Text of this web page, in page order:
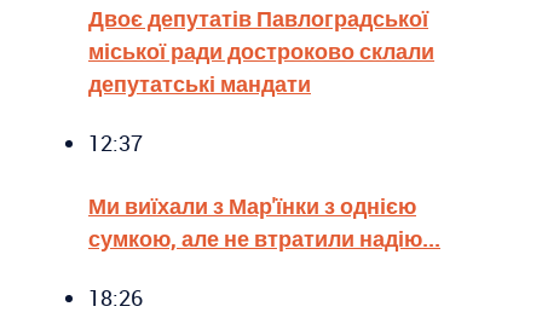
Двоє депутатів Павлоградської
міської ради достроково склали
депутатські мандати
12:37
Ми виїхали з Мар'їнки з однією
сумкою, але не втратили надію...
18:26